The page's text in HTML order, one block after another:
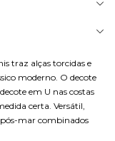
traz alças torcidas e
moderno. O decote
em U nas costas
certa. Versátil,
mar combinados